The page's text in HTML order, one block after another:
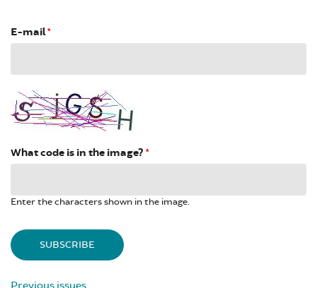
E-mail*
What code is in the image? *
Enter the characters shown in the image.